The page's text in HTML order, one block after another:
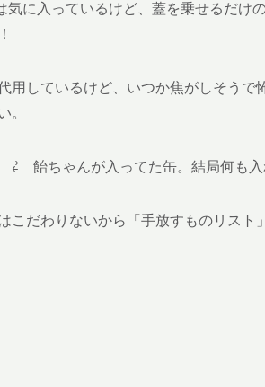
に入っているけど、蓋を乗せるだけ
用しているけど、いつか焦がしそう
。
飴ちゃんが入ってた缶。結局何も入
こだわりないから「手放すものリスト